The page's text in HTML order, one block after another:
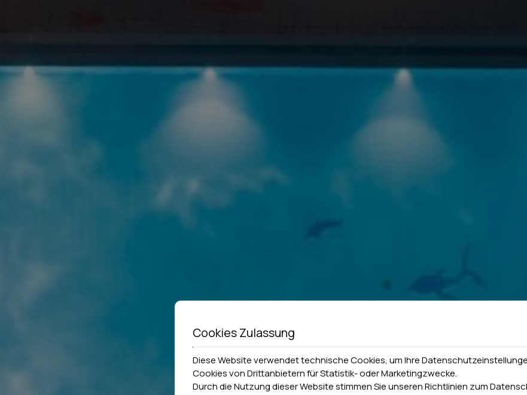
Cookies Zulassung
Diese Website verwendet technische Cookies, um Ihre
Cookies von Drittanbietern für Statistik- oder Marketingzwecke.
Durch die Nutzung dieser Website stimmen Sie unseren Richtlinien zum